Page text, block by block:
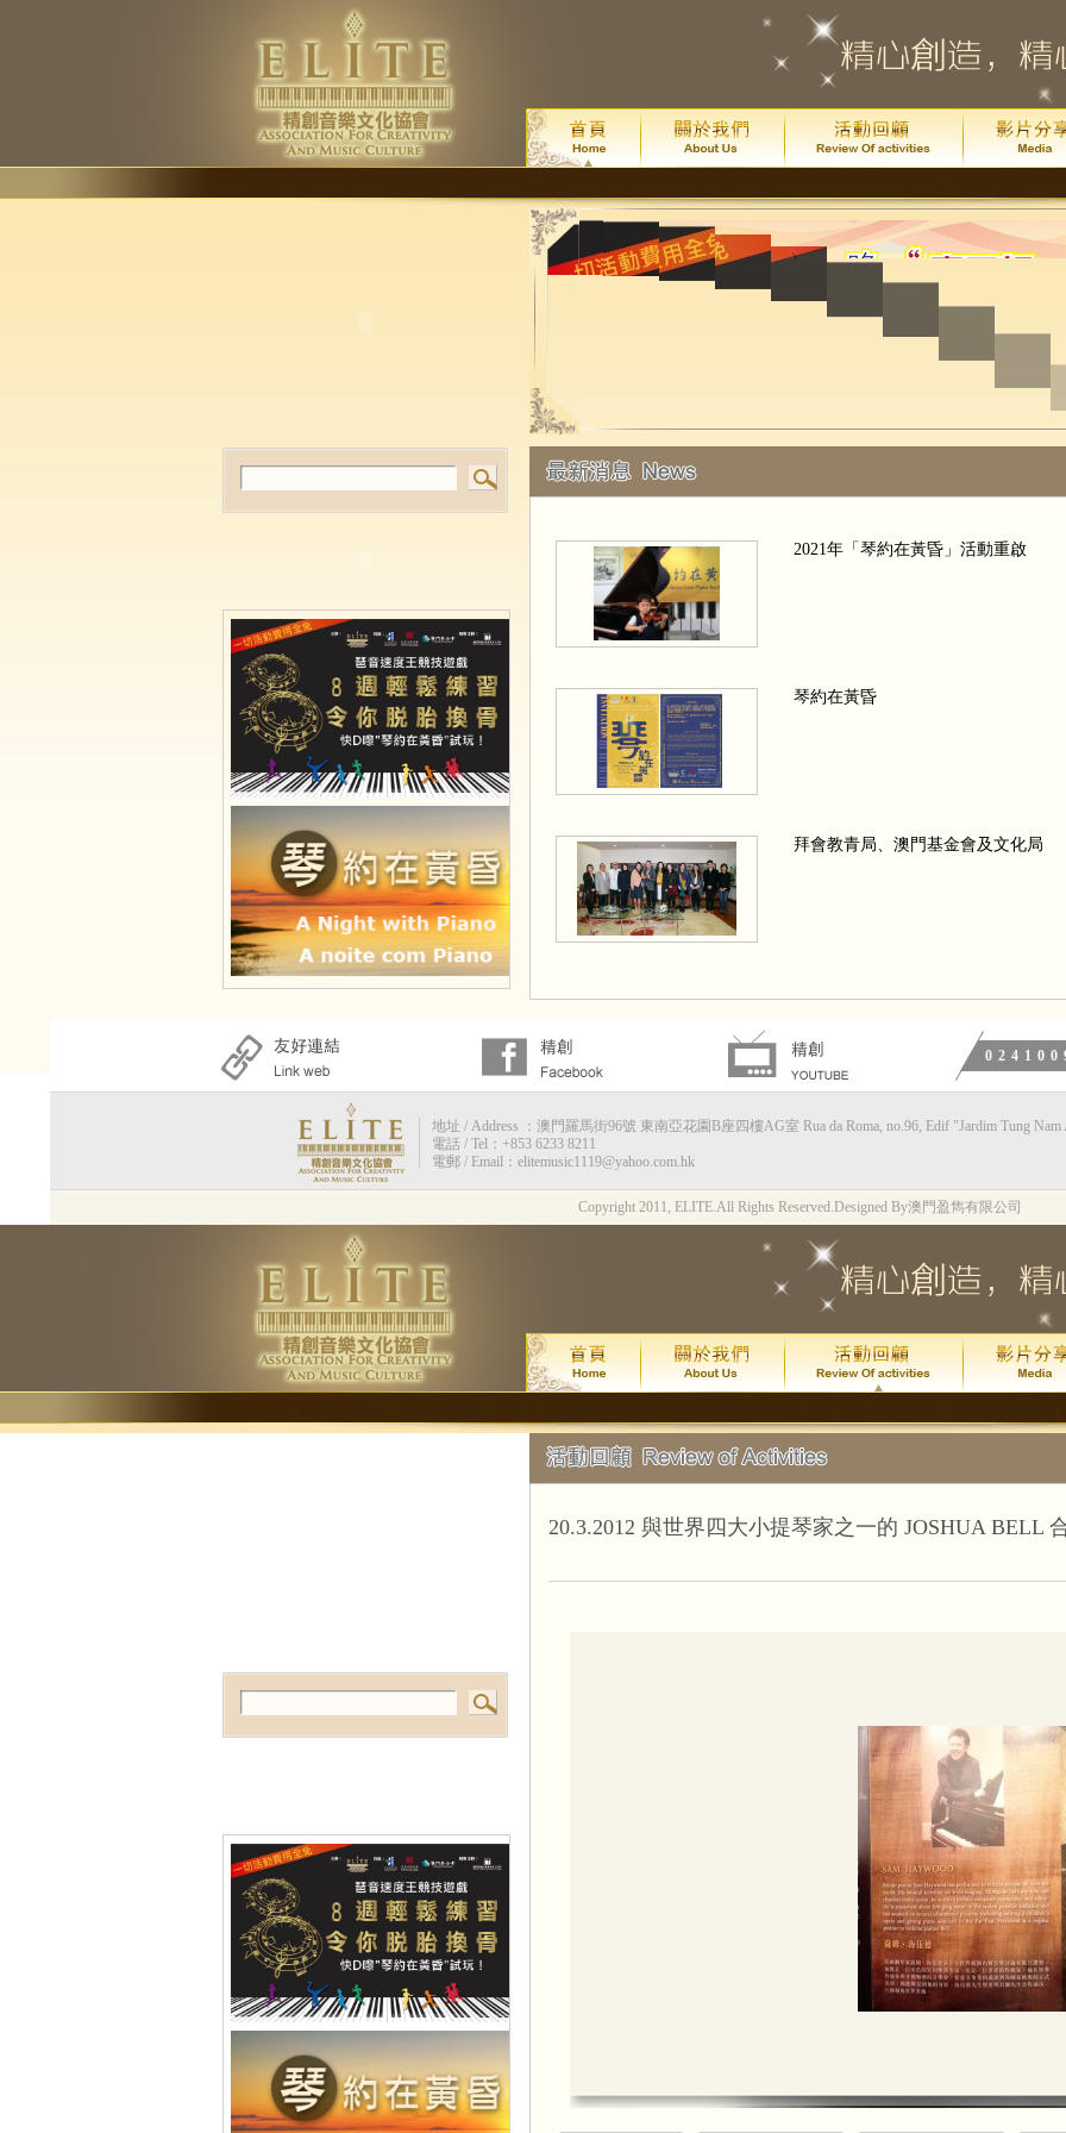
2021年「琴約在黃昏」活動重啟
琴約在黃昏
拜會教青局、澳門基金會及文化局
演出時間：2015年8月8日星期六下午
演出地點：香港九龍灣Megabox 通利演
票價：HK$130
琴約在黃昏2週年*拔萃匯演
演出時間： 2015 年 7 月 24 日 (
演出地點：澳門文化中心綜合劇
甘仕良流行鋼琴新體驗--澳門站
2015年7月 4 號及加開的 11 號門
演出地點：澳門亞洲鋼琴城
吳善欣同學喜獲 2014年澳門區英國
本會接受有線電視訪問2014
本會有幸獲澳門有線電視互動台CH2
女士，創會會長莫綺玲大律師及理事長
甘仕良CD集--琴約在黃昏
「甘仕良CD集--琴約在黃昏」現已全
行、各CD舖及書局及澳門通利琴行、
http://www.tdm.com.mo/c_video/
地址 / Address ：澳門羅馬街96號 東南亞花園B座四樓AG室 Rua da Roma, no.96, Edif "Jardim Tung
電話 / Tel：+853 6233 8211
電郵 / Email：elitemusic1119@yahoo.com.hk
Copyright 2011, ELITE.All Rights Reserved.Designed By澳門盈雋有限公司
20.3.2012 與世界四大小提琴家之一的 JOSHUA BELL